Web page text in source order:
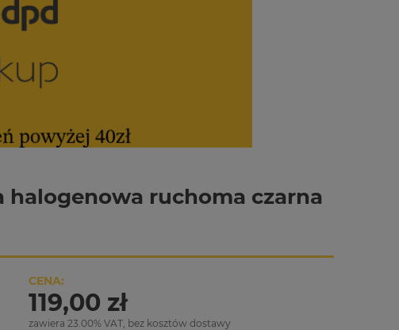
halogenowa ruchoma czarna
CENA:
119,00 zł
zawiera 23.00% VAT, bez kosztów dostawy